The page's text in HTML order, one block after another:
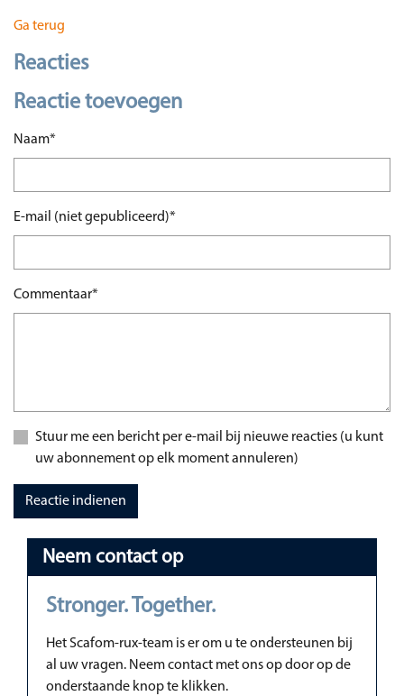
Ga terug
Reacties
Reactie toevoegen
Verplicht veld
Naam*
Verplicht veld
E-mail (niet gepubliceerd)*
Verplicht veld
Commentaar*
Stuur me een bericht per e-mail bij nieuwe reacties (u kunt
uw abonnement op elk moment annuleren)
Reactie indienen
Neem contact op
Stronger. Together.
Het Scafom-rux-team is er om u te ondersteunen bij
al uw vragen. Neem contact met ons op door op de
onderstaande knop te klikken.